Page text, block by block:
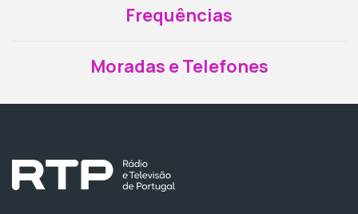
Frequências
Moradas e Telefones